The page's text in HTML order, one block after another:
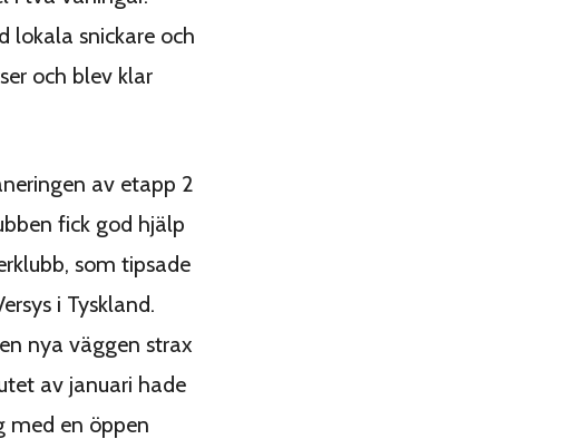
lokala snickare och
och blev klar
av etapp 2
fick god hjälp
som tipsade
i Tyskland.
nya väggen strax
av januari hade
med en öppen